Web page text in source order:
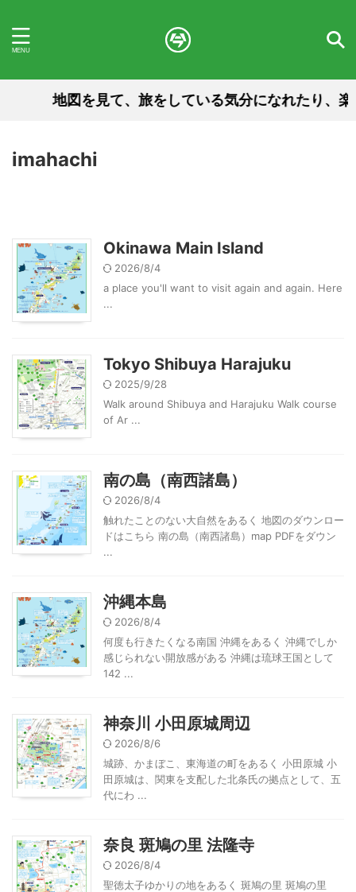
地図を見て、旅をしている気分になれたり、楽
imahachi
Okinawa Main Island
2026/8/4
a place you'll want to visit again and again. Here
...
Tokyo Shibuya Harajuku
2025/9/28
Walk around Shibuya and Harajuku Walk course
of Ar ...
南の島（南西諸島）
2026/8/4
触れたことのない大自然をあるく 地図のダウンロー
ドはこちら 南の島（南西諸島）map PDFをダウン
...
沖縄本島
2026/8/4
何度も行きたくなる南国 沖縄をあるく 沖縄でしか
感じられない開放感がある 沖縄は琉球王国として
142 ...
神奈川 小田原城周辺
2026/8/6
城跡、かまぼこ、東海道の町をあるく 小田原城 小
田原城は、関東を支配した北条氏の拠点として、五
代にわ ...
奈良 斑鳩の里 法隆寺
2026/8/4
聖徳太子ゆかりの地をあるく 斑鳩の里 斑鳩の里